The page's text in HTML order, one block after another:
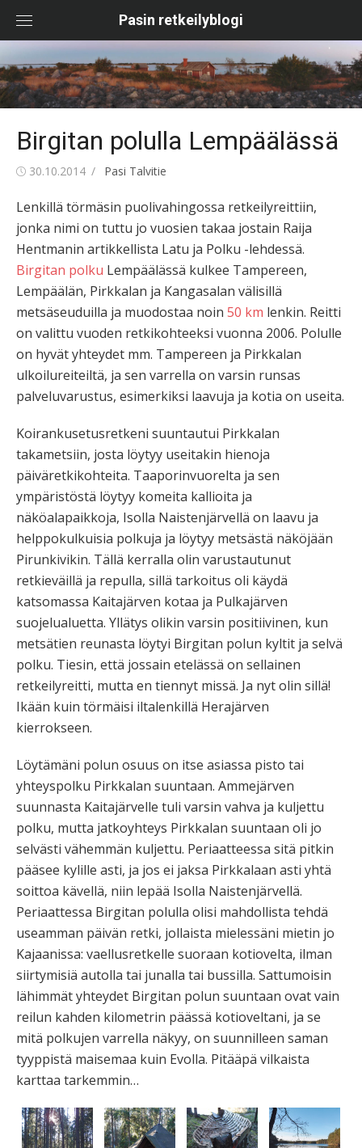
content
Pasin retkeilyblogi
Birgitan polulla Lempäälässä
Posted
30.10.2014 Author
Pasi Talvitie
Lenkillä törmäsin puolivahingossa retkeilyreittiin,
jonka nimi on tuttu jo vuosien takaa jostain Raija
Hentmanin artikkellista Latu ja Polku -lehdessä.
Birgitan polku Lempäälässä kulkee Tampereen,
Lempäälän, Pirkkalan ja Kangasalan välisillä
metsäseuduilla ja muodostaa noin 50 km lenkin. Reitti
on valittu vuoden retkikohteeksi vuonna 2006. Polulle
on hyvät yhteydet mm. Tampereen ja Pirkkalan
ulkoilureiteiltä, ja sen varrella on varsin runsas
palveluvarustus, esimerkiksi laavuja ja kotia on useita.
Koirankusetusretkeni suuntautui Pirkkalan
takametsiin, josta löytyy useitakin hienoja
päiväretkikohteita. Taaporinvuorelta ja sen
ympäristöstä löytyy komeita kallioita ja
näköalapaikkoja, Isolla Naistenjärvellä on laavu ja
helppokulkuisia polkuja ja löytyy metsästä näköjään
Pirunkivikin. Tällä kerralla olin varustautunut
retkieväillä ja repulla, sillä tarkoitus oli käydä
katsomassa Kaitajärven kotaa ja Pulkajärven
suojelualuetta. Yllätys olikin varsin positiivinen, kun
metsätien reunasta löytyi Birgitan polun kyltit ja selvä
polku. Tiesin, että jossain etelässä on sellainen
retkeilyreitti, mutta en tiennyt missä. Ja nyt olin sillä!
Ikään kuin törmäisi iltalenkillä Herajärven
kierrokseen.
Löytämäni polun osuus on itse asiassa pisto tai
yhteyspolku Pirkkalan suuntaan. Ammejärven
suunnasta Kaitajärvelle tuli varsin vahva ja kuljettu
polku, mutta jatkoyhteys Pirkkalan suuntaan oli jo
selvästi vähemmän kuljettu. Periaatteessa sitä pitkin
pääsee kylille asti, ja jos ei jaksa Pirkkalaan asti yhtä
soittoa kävellä, niin lepää Isolla Naistenjärvellä.
Periaattessa Birgitan polulla olisi mahdollista tehdä
useamman päivän retki, jollaista mielessäni mietin jo
Kajaanissa: vaellusretkelle suoraan kotiovelta, ilman
siirtymisiä autolla tai junalla tai bussilla. Sattumoisin
lähimmät yhteydet Birgitan polun suuntaan ovat vain
reilun kahden kilometrin päässä kotioveltani, ja se
mitä polkujen varrella näkyy, on suunnilleen saman
tyyppistä maisemaa kuin Evolla. Pitääpä vilkaista
karttaa tarkemmin…